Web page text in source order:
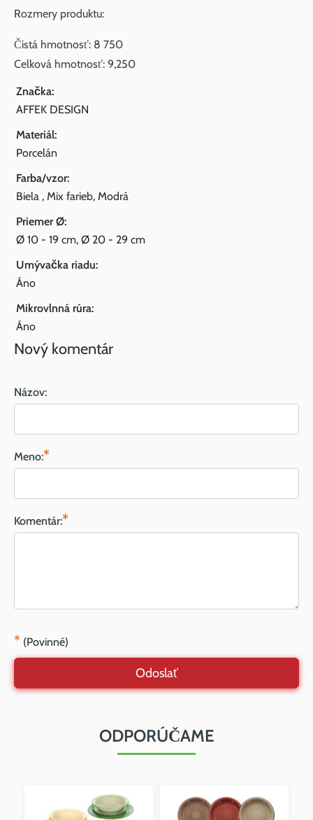
Rozmery produktu:
Čistá hmotnosť: 8 750
Celková hmotnosť: 9,250
Značka:
AFFEK DESIGN
Materiál:
Porcelán
Farba/vzor:
Biela , Mix farieb, Modrá
Priemer Ø:
Ø 10 - 19 cm, Ø 20 - 29 cm
Umývačka riadu:
Áno
Mikrovlnná rúra:
Áno
Nový komentár
Názov:
Meno:*
Komentár:*
* (Povinné)
Odoslať
ODPORÚČAME